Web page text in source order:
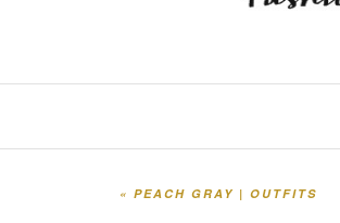
« PEACH GRAY | OUTFITS